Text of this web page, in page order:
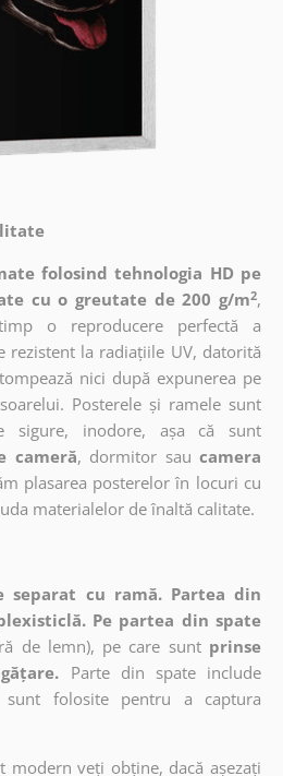
folosind tehnologia HD pe
cu o greutate de 200 g/m2,
o reproducere perfectă a
rezistent la radiațiile UV, datorită
nici după expunerea pe
Posterele și ramele sunt
sigure, inodore, așa că sunt
cameră, dormitor sau camera
plasarea posterelor în locuri cu
materialelor de înaltă calitate.
separat cu ramă. Partea din
Pe partea din spate
de lemn), pe care sunt prinse
Parte din spate include
folosite pentru a captura
modern veți obține, dacă așezați